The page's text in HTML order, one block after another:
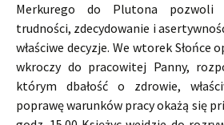
Merkurego do Plutona pozwoli
trudności, zdecydowanie i
właściwe decyzje. We wtorek Słońce
wkroczy do pracowitej Panny,
którym dbałość o zdrowie,
poprawę warunków pracy okażą się